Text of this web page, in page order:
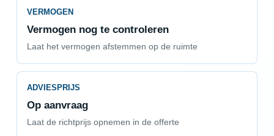
VERMOGEN
Vermogen nog te controleren
Laat het vermogen afstemmen op de ruimte
ADVIESPRIJS
Op aanvraag
Laat de richtprijs opnemen in de offerte